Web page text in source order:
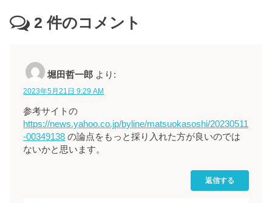
2 件のコメント
堀田哲一郎 より:
2023年5月21日 9:29 AM
参考サイトの
https://news.yahoo.co.jp/byline/matsuokasoshi/20230511
-00349138 の論点をもっと採り入れた方が良いのでは
ないかと思います。
返信する